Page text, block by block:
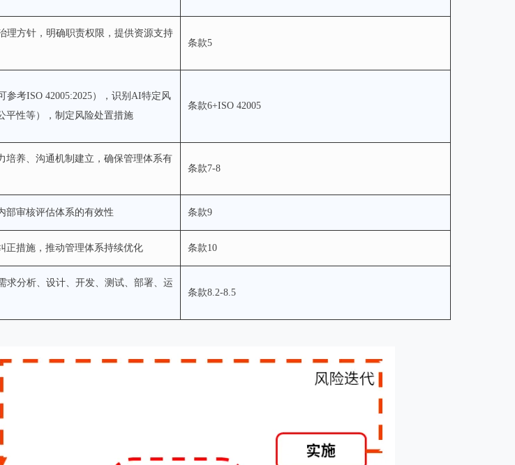
理方针，明确职责权限，提供资源支持
条款5
参考ISO 42005:2025），识别AI特定风
平性等），制定风险处置措施
条款6+ISO 42005
培养、沟通机制建立，确保管理体系有
条款7-8
部审核评估体系的有效性 条款9
正措施，推动管理体系持续优化 条款10
求分析、设计、开发、测试、部署、运
条款8.2-8.5